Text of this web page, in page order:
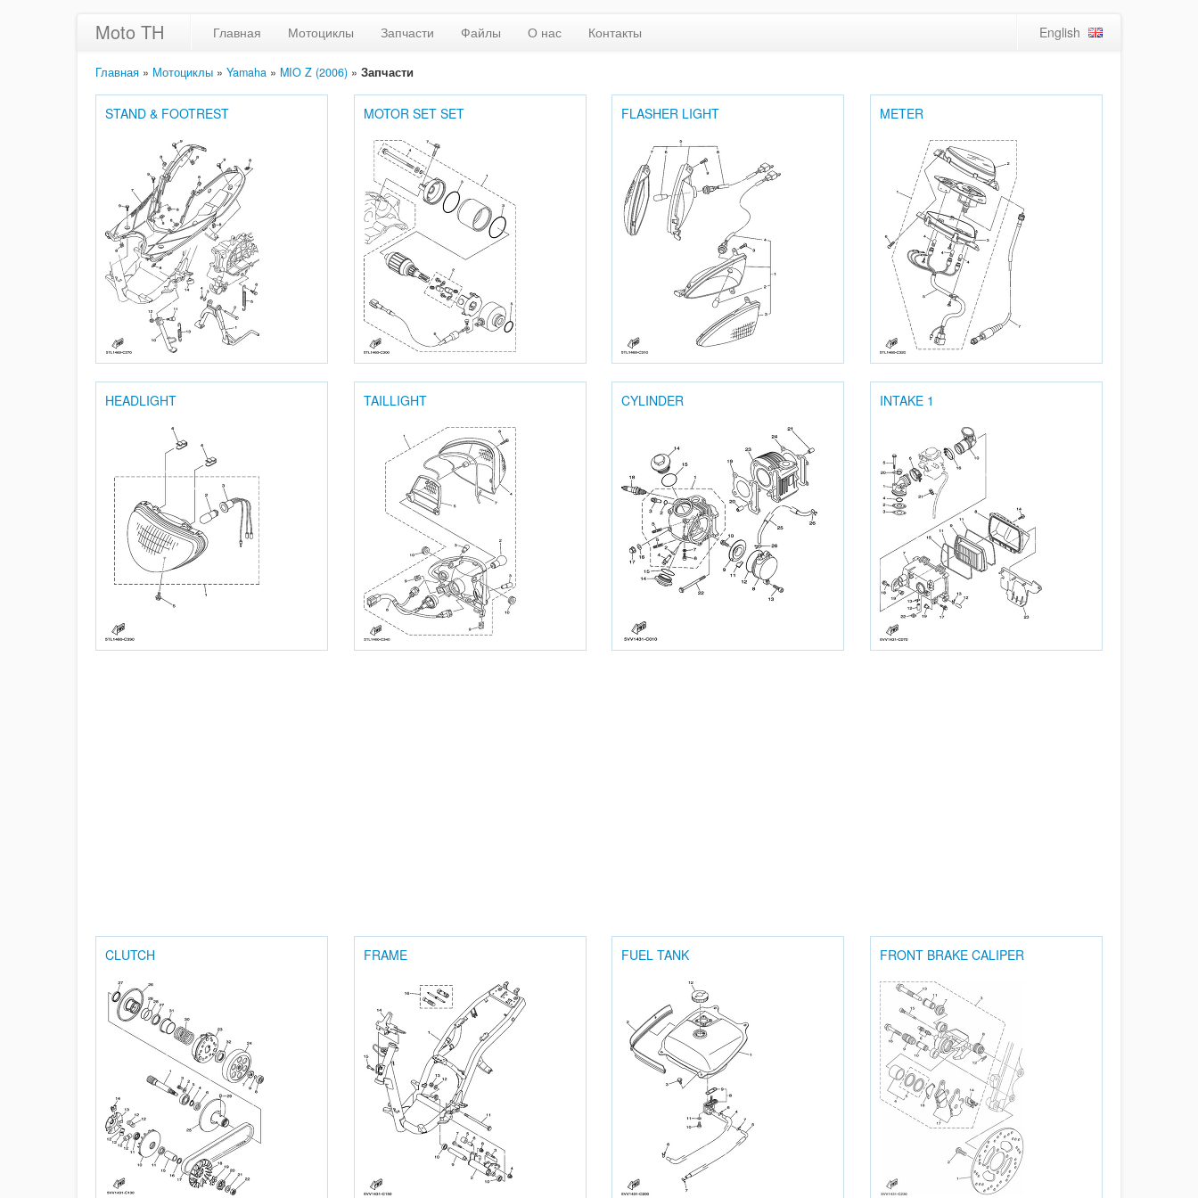
Moto TH Главная Мотоциклы Запчасти Файлы О нас Контакты English
Главная » Мотоциклы » Yamaha » MIO Z (2006) » Запчасти
STAND & FOOTREST MOTOR SET SET FLASHER LIGHT METER
HEADLIGHT TAILLIGHT CYLINDER INTAKE 1
CLUTCH FRAME FUEL TANK FRONT BRAKE CALIPER